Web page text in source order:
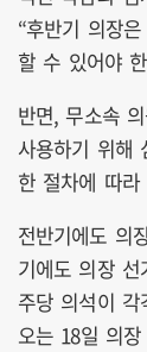
“후반기 의장
할 수 있어야
반면, 무소속
사용하기 위해
한 절차에 따
전반기에도 의
기에도 의장
주당 의석이
오는 18일 의